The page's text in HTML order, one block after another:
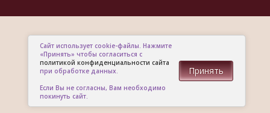
Сайт использует cookie-файлы. Нажмите
«Принять» чтобы согласиться с
политикой конфиденциальности сайта
при обработке данных.
Если Вы не согласны, Вам необходимо
покинуть сайт.
Принять